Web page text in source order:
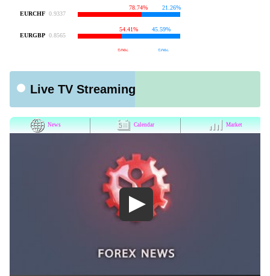
Live TV Streaming